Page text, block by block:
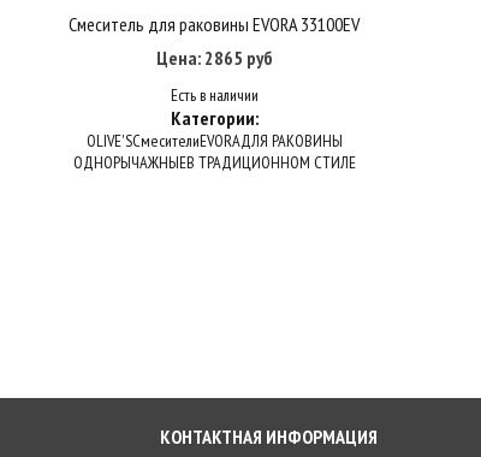
Купить в один клик
Смеситель для раковины EVORA 33100EV
Цена: 2865 руб
Есть в наличии
Категории:
OLIVE'SСмесителиEVORAДЛЯ РАКОВИНЫ
ОДНОРЫЧАЖНЫЕВ ТРАДИЦИОННОМ СТИЛЕ
КОНТАКТНАЯ ИНФОРМАЦИЯ